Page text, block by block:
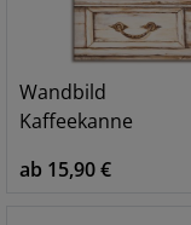
Wandbild
Kaffeekanne
ab 15,90 €